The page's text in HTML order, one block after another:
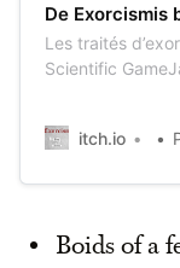
De Exorcismis
Les traités
Scientific
itch.io
Boids of a